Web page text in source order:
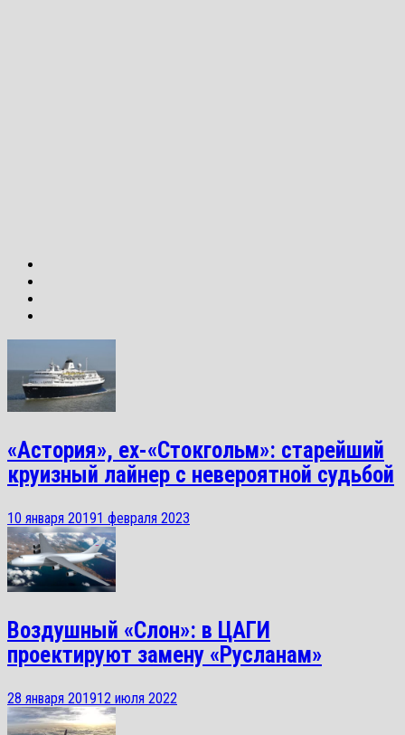
«Астория», ex-«Стокгольм»: старейший
круизный лайнер с невероятной судьбой
10 января 20191 февраля 2023
Воздушный «Слон»: в ЦАГИ
проектируют замену «Русланам»
28 января 201912 июля 2022